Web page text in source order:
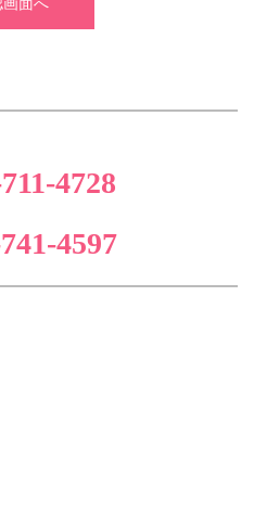
4728
4597